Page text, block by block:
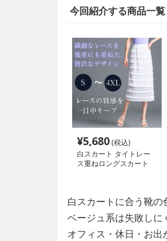
今回紹介する商品一覧
¥5,680(税込)
白スカート タイトレー
ス重ねロングスカート
白スカートに合う靴の
ベージュ系は失敗しに
オフィス・休日・お出